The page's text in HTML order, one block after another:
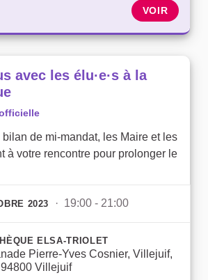
VOIR
avec les élu·e·s à la
de mi-mandat, les Maire et les
à votre rencontre pour prolonger le
2023 · 19:00 - 21:00
ELSA-TRIOLET
Pierre-Yves Cosnier, Villejuif,
Villejuif